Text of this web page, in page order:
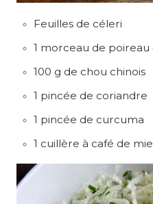
Feuilles de céleri
1 morceau de
100 g de chou chinois
1 pincée de coriandre
1 pincée de curcuma
1 cuillère à café de